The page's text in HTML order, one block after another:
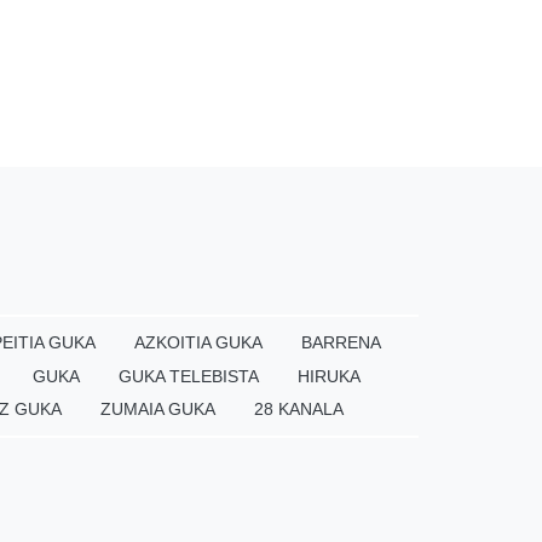
GUKA AZKOITIA GUKA
BARRENA
GUKA
GUKA TELEBISTA
HIRUKA
GUKA
ZUMAIA GUKA 28 KANALA